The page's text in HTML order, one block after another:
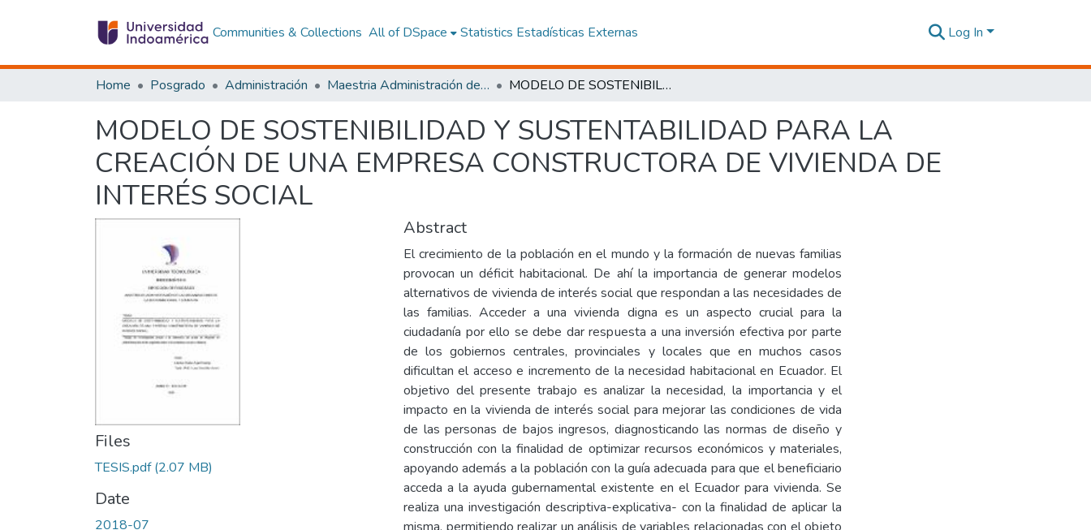
Communities & Collections All of DSpace Statistics Estadísticas Externas Log In
Home Posgrado Administración Maestria Administración de las Organizaciones de la Economía Social y Solidaria MODELO DE SOSTENIBILIDAD Y SUSTENTABILIDAD PARA LA CREACIÓN DE UNA EMPRESA CONSTRUCTORA DE VIVIENDA DE INTERÉS SOCIAL
MODELO DE SOSTENIBILIDAD Y SUSTENTABILIDAD PARA LA
CREACIÓN DE UNA EMPRESA CONSTRUCTORA DE VIVIENDA DE
INTERÉS SOCIAL
Files
TESIS.pdf(2.07 MB)
Date
2018-07
Abstract
El crecimiento de la población en el mundo y la formación de nuevas familias
provocan un déficit habitacional. De ahí la importancia de generar modelos
alternativos de vivienda de interés social que respondan a las necesidades de
las familias. Acceder a una vivienda digna es un aspecto crucial para la
ciudadanía por ello se debe dar respuesta a una inversión efectiva por parte
de los gobiernos centrales, provinciales y locales que en muchos casos
dificultan el acceso e incremento de la necesidad habitacional en Ecuador. El
objetivo del presente trabajo es analizar la necesidad, la importancia y el
impacto en la vivienda de interés social para mejorar las condiciones de vida
de las personas de bajos ingresos, diagnosticando las normas de diseño y
construcción con la finalidad de optimizar recursos económicos y materiales,
apoyando además a la población con la guía adecuada para que el beneficiario
acceda a la ayuda gubernamental existente en el Ecuador para vivienda. Se
realiza una investigación descriptiva-explicativa- con la finalidad de aplicar la